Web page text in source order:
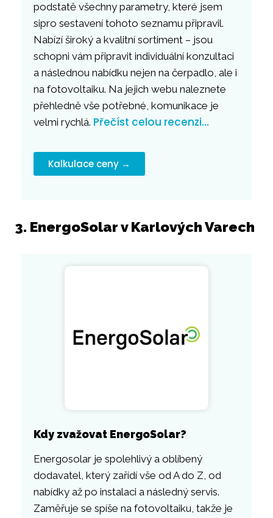
podstatě všechny parametry, které jsem
sipro sestavení tohoto seznamu připravil.
Nabízí široký a kvalitní sortiment – jsou
schopni vám připravit individuální konzultaci
a následnou nabídku nejen na čerpadlo, ale i
na fotovoltaiku. Na jejich webu naleznete
přehledně vše potřebné, komunikace je
velmi rychlá. Přečíst celou recenzi…
Kalkulace ceny →
3. EnergoSolar v Karlových Varech
Kdy zvažovat EnergoSolar?
Energosolar je spolehlivý a oblíbený
dodavatel, který zařídí vše od A do Z, od
nabídky až po instalaci a následný servis.
Zaměřuje se spíše na fotovoltaiku, takže je